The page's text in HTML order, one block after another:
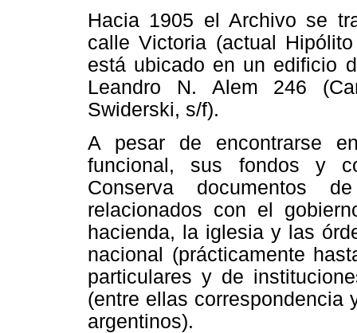
Hacia 1905 el Archivo se
calle Victoria (actual
está ubicado en un edificio
Leandro N. Alem 246
Swiderski, s/f).
A pesar de encontrarse
funcional, sus fondos y
Conserva documentos
relacionados con el
hacienda, la iglesia y las
nacional (prácticamente
particulares y de
(entre ellas correspondencia
argentinos).